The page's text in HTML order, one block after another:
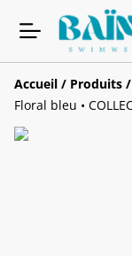
Accueil / Produits /
Floral bleu •